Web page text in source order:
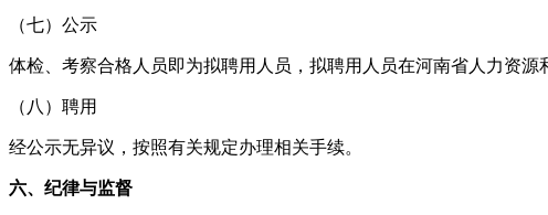
（七）公示
体检、考察合格人员即为拟聘用人员，拟聘用人员在河南省人力资源
（八）聘用
经公示无异议，按照有关规定办理相关手续。
六、纪律与监督